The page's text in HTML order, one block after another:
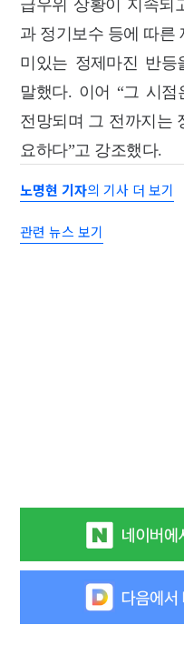
급우위 상황이 지속되
과 정기보수 등에 따른
미있는 정제마진 반등
말했다. 이어 “그 시점
전망되며 그 전까지는
요하다”고 강조했다.
노명현 기자의 기사 더 보기
관련 뉴스 보기